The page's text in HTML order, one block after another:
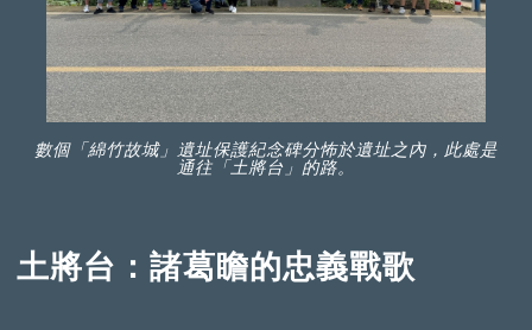
數個「綿竹故城」遺址保護紀念碑分怖於遺址之內，此處是
通往「土將台」的路。
土將台：諸葛瞻的忠義戰歌